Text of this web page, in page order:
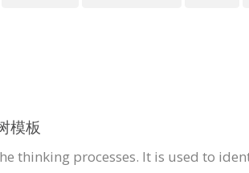
模板
thinking processes. It is used to